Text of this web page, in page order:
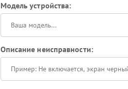
Модель устройства:
Описание неисправности: